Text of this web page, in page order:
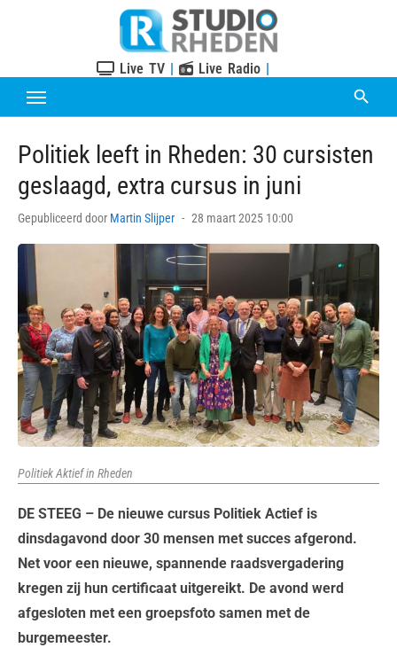
Live TV | Live Radio |
Politiek leeft in Rheden: 30 cursisten
geslaagd, extra cursus in juni
Gepubliceerd door Martin Slijper
Posted
28 maart 2025 10:00
Politiek Aktief in Rheden
DE STEEG – De nieuwe cursus Politiek Actief is
dinsdagavond door 30 mensen met succes afgerond.
Net voor een nieuwe, spannende raadsvergadering
kregen zij hun certificaat uitgereikt. De avond werd
afgesloten met een groepsfoto samen met de
burgemeester.